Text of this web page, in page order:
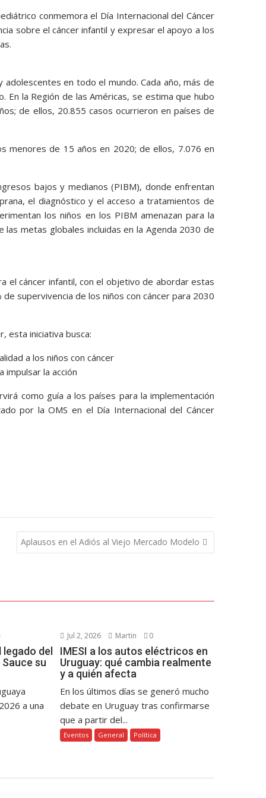
conmemora el Día Internacional del Cáncer
sobre el cáncer infantil y expresar el apoyo a los
en todo el mundo. Cada año, más de
En la Región de las Américas, se estima que hubo
de ellos, 20.855 casos ocurrieron en países de
menores de 15 años en 2020; de ellos, 7.076 en
bajos y medianos (PIBM), donde enfrentan
el diagnóstico y el acceso a tratamientos de
los niños en los PIBM amenazan para la
metas globales incluidas en la Agenda 2030 de
el cáncer infantil, con el objetivo de abordar estas
supervivencia de los niños con cáncer para 2030
esta iniciativa busca:
a los niños con cáncer
impulsar la acción
como guía a los países para la implementación
por la OMS en el Día Internacional del Cáncer
Aplausos en el Adiós al Viejo Mercado Modelo
del
su
a una
Jul 2, 2026 Martin 0
IMESI a los autos eléctricos en
Uruguay: qué cambia realmente
y a quién afecta
En los últimos días se generó mucho
debate en Uruguay tras confirmarse
que a partir del...
Eventos General Política